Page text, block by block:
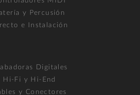
y Percusión
e Instalación
Digitales
Hi-Fi y Hi-End
y Conectores